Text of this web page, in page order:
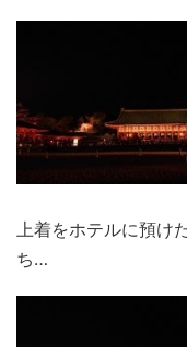
上着をホテルに預け
ち…